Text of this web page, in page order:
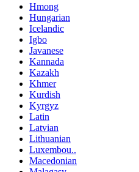
Hmong
Hungarian
Icelandic
Igbo
Javanese
Kannada
Kazakh
Khmer
Kurdish
Kyrgyz
Latin
Latvian
Lithuanian
Luxembou..
Macedonian